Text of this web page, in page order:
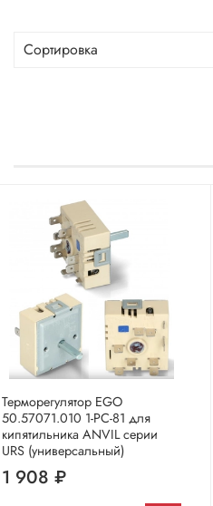
Терморегулятор EGO
50.57071.010 1-PC-81 для
кипятильника ANVIL серии
URS (универсальный)
1 908 ₽